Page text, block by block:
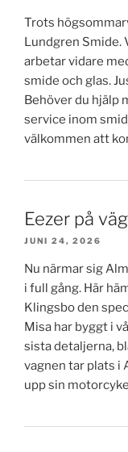
Trots
Lundgren Smide.
arbetar vidare
smide och glas.
Behöver du hjälp
service inom
välkommen att
Eezer på
JUNI 24, 2026
Nu närmar sig
i full gång. Här
Klingsbo den
Misa har byggt i
sista detaljerna,
vagnen tar plats i
upp sin